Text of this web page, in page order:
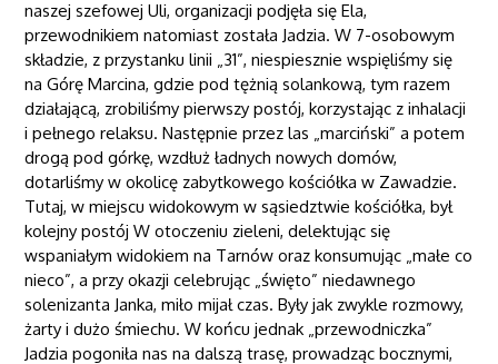
naszej szefowej Uli, organizacji podjęła się Ela,
przewodnikiem natomiast została Jadzia. W 7-osobowym
składzie, z przystanku linii „31”, niespiesznie wspięliśmy się
na Górę Marcina, gdzie pod tężnią solankową, tym razem
działającą, zrobiliśmy pierwszy postój, korzystając z inhalacji
i pełnego relaksu. Następnie przez las „marciński” a potem
drogą pod górkę, wzdłuż ładnych nowych domów,
dotarliśmy w okolicę zabytkowego kościółka w Zawadzie.
Tutaj, w miejscu widokowym w sąsiedztwie kościółka, był
kolejny postój W otoczeniu zieleni, delektując się
wspaniałym widokiem na Tarnów oraz konsumując „małe co
nieco”, a przy okazji celebrując „święto” niedawnego
solenizanta Janka, miło mijał czas. Były jak zwykle rozmowy,
żarty i dużo śmiechu. W końcu jednak „przewodniczka”
Jadzia pogoniła nas na dalszą trasę, prowadząc bocznymi,